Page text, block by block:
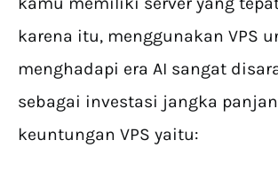
karena itu, menggunakan VPS
menghadapi era AI sangat
sebagai investasi jangka
keuntungan VPS yaitu: